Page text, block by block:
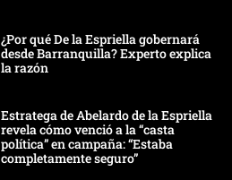
¿Por qué De la Espriella gobernará
desde Barranquilla? Experto explica
la razón
Estratega de Abelardo de la Espriella
revela cómo venció a la “casta
política” en campaña: “Estaba
completamente seguro”